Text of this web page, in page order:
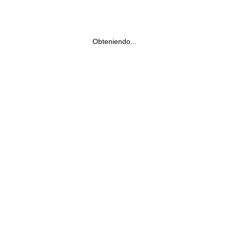
Obteniendo...